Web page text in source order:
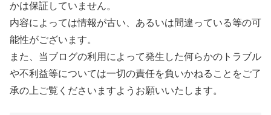
かは保証していません。
内容によっては情報が古い、あるいは間違っている等の可
能性がございます。
また、当ブログの利用によって発生した何らかのトラブル
や不利益等については一切の責任を負いかねることをご了
承の上ご覧くださいますようお願いいたします。